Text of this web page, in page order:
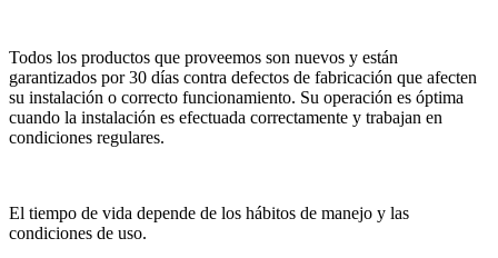
Todos los productos que proveemos son nuevos y están
garantizados por 30 días contra defectos de fabricación que afecten
su instalación o correcto funcionamiento. Su operación es óptima
cuando la instalación es efectuada correctamente y trabajan en
condiciones regulares.
El tiempo de vida depende de los hábitos de manejo y las
condiciones de uso.